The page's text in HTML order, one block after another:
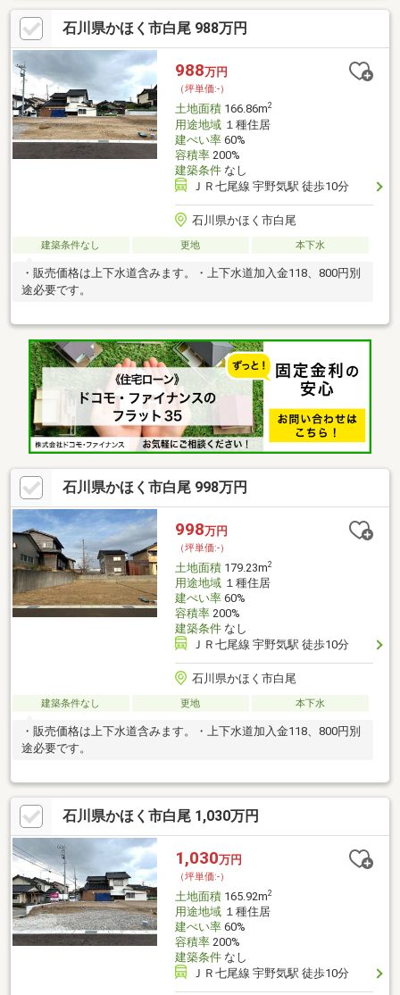
石川県かほく市白尾 988万円
988万円
（坪単価:-）
土地面積166.86m2
用途地域１種住居
建ぺい率60%
容積率200%
建築条件なし
ＪＲ七尾線 宇野気駅 徒歩10分
石川県かほく市白尾
建築条件なし 更地 本下水
・販売価格は上下水道含みます。・上下水道加入金118、800円別
途必要です。
石川県かほく市白尾 998万円
998万円
（坪単価:-）
土地面積179.23m2
用途地域１種住居
建ぺい率60%
容積率200%
建築条件なし
ＪＲ七尾線 宇野気駅 徒歩10分
石川県かほく市白尾
建築条件なし 更地 本下水
・販売価格は上下水道含みます。・上下水道加入金118、800円別
途必要です。
石川県かほく市白尾 1,030万円
1,030万円
（坪単価:-）
土地面積165.92m2
用途地域１種住居
建ぺい率60%
容積率200%
建築条件なし
ＪＲ七尾線 宇野気駅 徒歩10分